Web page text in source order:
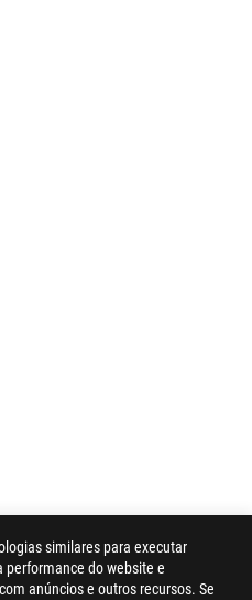
similares para executar
performance do website e
anúncios e outros recursos. Se